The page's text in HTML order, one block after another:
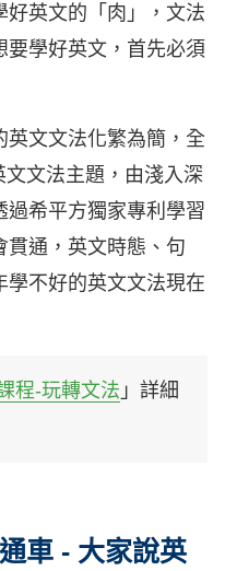
英文的「肉」，文法
要學好英文，首先必須
文文法化繁為簡，全
文法主題，由淺入深
過希平方獨家專利學習
貫通，英文時態、句
學不好的英文文法現在
程-玩轉文法 」詳細
車 - 大家說英